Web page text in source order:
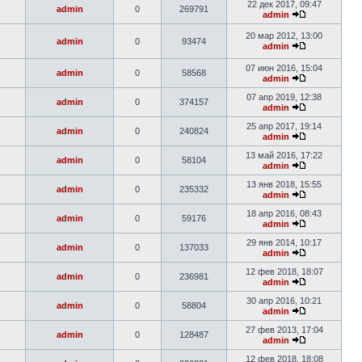
admin 0 269791
22 дек 2017, 09:47
admin
admin 0 93474
20 мар 2012, 13:00
admin
admin 0 58568
07 июн 2016, 15:04
admin
admin 0 374157
07 апр 2019, 12:38
admin
admin 0 240824
25 апр 2017, 19:14
admin
admin 0 58104
13 май 2016, 17:22
admin
admin 0 235332
13 янв 2018, 15:55
admin
admin 0 59176
18 апр 2016, 08:43
admin
admin 0 137033
29 янв 2014, 10:17
admin
admin 0 236981
12 фев 2018, 18:07
admin
admin 0 58804
30 апр 2016, 10:21
admin
admin 0 128487
27 фев 2013, 17:04
admin
12 фев 2018, 18:08